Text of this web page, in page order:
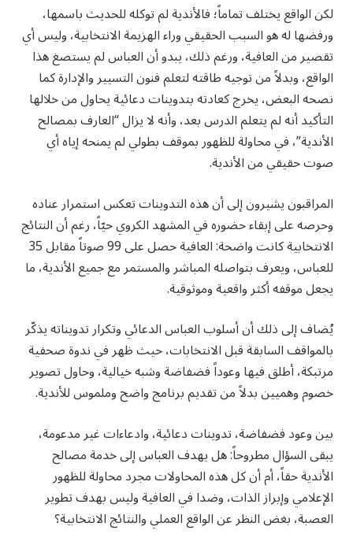
لكن الواقع يختلف تماماً؛ فالأندية لم توكله للحديث باسمها،
ورفضها له هو السبب الحقيقي وراء الهزيمة الانتخابية، وليس أي
تقصير من العافية، ورغم ذلك، يبدو أن العباس لم يستصغ هذا
الواقع، وبدلاً من توجيه طاقته لتعلم فنون التسيير والإدارة كما
نصحه البعض، يخرج كعادته بتدوينات دعائية يحاول من خلالها
التأكيد أنه لم يتعلم الدرس بعد، وأنه لا يزال “العارف بمصالح
الأندية”، في محاولة للظهور بموقف بطولي لم يمنحه إياه أي
صوت حقيقي من الأندية.
المراقبون يشيرون إلى أن هذه التدوينات تعكس استمرار عناده
وحرصه على إبقاء حضوره في المشهد الكروي حيّاً، رغم أن النتائج
الانتخابية كانت واضحة: العافية حصل على 99 صوتاً مقابل 35
للعباس، ويعرف بتواصله المباشر والمستمر مع جميع الأندية، ما
يجعل موقفه أكثر واقعية وموثوقية.
يُضاف إلى ذلك أن أسلوب العباس الدعائي وتكرار تدويناته يذكّر
بالمواقف السابقة قبل الانتخابات، حيث ظهر في ندوة صحفية
مرتبكة، أطلق فيها وعوداً فضفاضة وشبه خيالية، وحاول تصوير
خصوم وهميين بدلاً من تقديم برنامج واضح وملموس للأندية.
بين وعود فضفاضة، تدوينات دعائية، وادعاءات غير مدعومة،
يبقى السؤال مطروحاً: هل يهدف العباس إلى خدمة مصالح
الأندية حقاً، أم أن كل هذه المحاولات مجرد محاولة للظهور
الإعلامي وإبراز الذات، وضدا في العافية وليس بهدف تطوير
العصبة، بغض النظر عن الواقع العملي والنتائج الانتخابية؟